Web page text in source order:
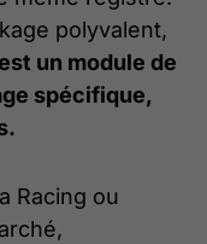
polyvalent,
un module de
spécifique,
Racing ou